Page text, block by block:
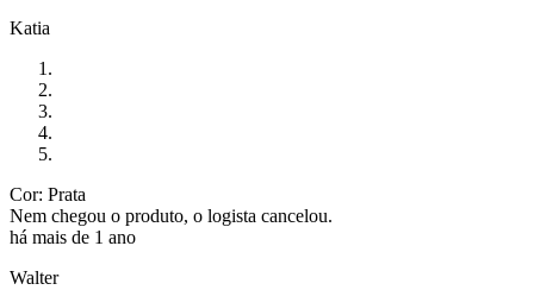
Katia
Cor: Prata
Nem chegou o produto, o logista cancelou.
há mais de 1 ano
Walter